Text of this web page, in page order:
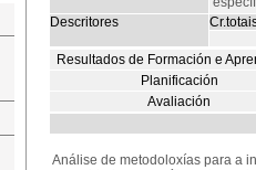
Descritores
Resultados de Formación e
Planificación
Avaliación
Análise de metodoloxías para a